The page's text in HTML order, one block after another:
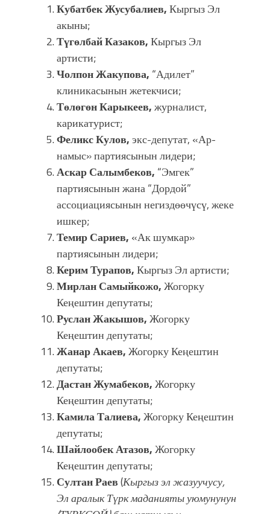
Кубатбек Жусубалиев,Кыргыз Эл
акыны;
Түгөлбай Казаков,Кыргыз Эл
артисти;
Чолпон Жакупова, “Адилет”
клиникасынын жетекчиси;
Төлөгөн Карыкеев,журналист,
карикатурист;
Феликс Кулов,экс-депутат, «Ар-
намыс» партиясынын лидери;
Аскар Салымбеков, “Эмгек”
партиясынын жана “Дордой”
ассоциациясынын негиздөөчүсү, жеке
ишкер;
Темир Сариев, «Ак шумкар»
партиясынын лидери;
Керим Турапов,Кыргыз Эл артисти;
Мирлан Самыйкожо,Жогорку
Кеңештин депутаты;
Руслан Жакышов,Жогорку
Кеңештин депутаты;
Жанар Акаев,Жогорку Кеңештин
депутаты;
Дастан Жумабеков,Жогорку
Кеңештин депутаты;
Камила Талиева,Жогорку Кеңештин
депутаты;
Шайлообек Атазов,Жогорку
Кеңештин депутаты;
Султан Раев(Кыргыз эл жазуучусу,
Эл аралык Түрк маданияты уюмунунун